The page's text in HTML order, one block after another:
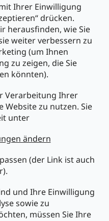
Ihrer Einwilligung
drücken.
herausfinden, wie Sie
weiter verbessern zu
(um Ihnen
zu zeigen, die Sie
könnten).
Verarbeitung Ihrer
Website zu nutzen. Sie
unter
ändern
(der Link ist auch
und Ihre Einwilligung
sowie zu
müssen Sie Ihre
Ihnen Informationen
zusenden.
Newsletter an,
Mit der Anmeldung zum
mit der